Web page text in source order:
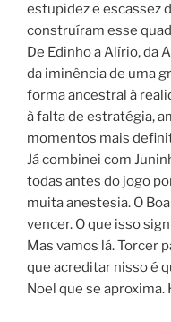
estupidez e escassez
construíram esse
De Edinho a Alírio, da
da iminência de uma
forma ancestral à
à falta de estratégia,
momentos mais
Já combinei com
todas antes do jogo
muita anestesia. O
vencer. O que isso
Mas vamos lá. Torcer
que acreditar nisso é
Noel que se